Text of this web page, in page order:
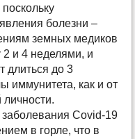
болезни –
земных медиков
и 4 неделями, и
длиться до 3
иммунитета, как и от
Covid-19
в горле, что в